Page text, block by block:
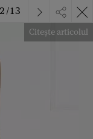
Citește articolul
2 /13